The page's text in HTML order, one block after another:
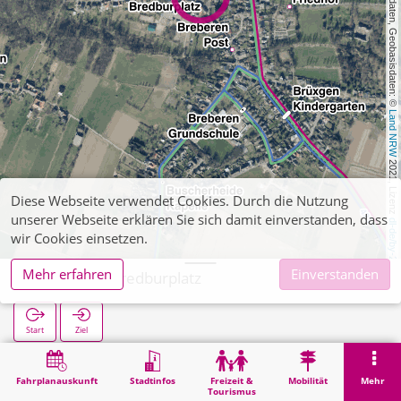
, Kartendaten, Geobasisdaten: ©
Land NRW
2021, Lizenz
dl-de/by-2-0
Fahrplanauskunft Stadtinfos
Freizeit &
Tourismus
Mobilität Mehr
Breberen Bredburplatz
Start Ziel
Suche Breberen Bredburplatz
Diese Webseite verwendet Cookies. Durch die Nutzung
unserer Webseite erklären Sie sich damit einverstanden, dass
wir Cookies einsetzen.
Mehr erfahren
Einverstanden